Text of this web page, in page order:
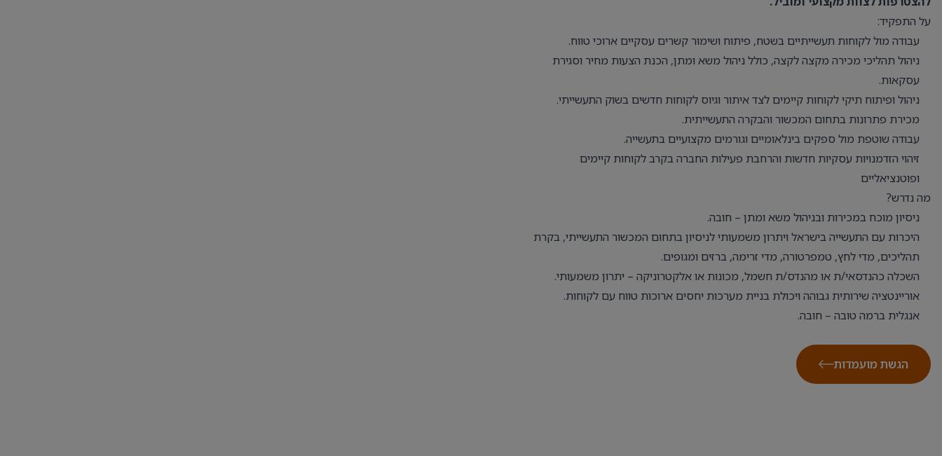
על התפקיד:
עבודה מול לקוחות תעשייתיים בשטח, פיתוח ושימור קשרים עסקיים ארוכי טווח.
ניהול תהליכי מכירה מקצה לקצה, כולל ניהול משא ומתן, הכנת הצעות מחיר וסגירת
עסקאות.
ניהול ופיתוח תיקי לקוחות קיימים לצד איתור וגיוס לקוחות חדשים בשוק התעשייתי.
מכירת פתרונות בתחום המכשור והבקרה התעשייתית.
עבודה שוטפת מול ספקים בינלאומיים וגורמים מקצועיים בתעשייה.
זיהוי הזדמנויות עסקיות חדשות והרחבת פעילות החברה בקרב לקוחות קיימים
ופוטנציאליים
מה נדרש?
ניסיון מוכח במכירות ובניהול משא ומתן – חובה.
היכרות עם התעשייה בישראל ויתרון משמעותי לניסיון בתחום המכשור התעשייתי, בקרת
תהליכים, מדי לחץ, טמפרטורה, מדי זרימה, ברזים ומגופים.
השכלה כהנדסאי/ת או מהנדס/ת חשמל, מכונות או אלקטרוניקה – יתרון משמעותי.
אוריינטציה שירותית גבוהה ויכולת בניית מערכות יחסים ארוכות טווח עם לקוחות.
אנגלית ברמה טובה – חובה.
הגשת מועמדות